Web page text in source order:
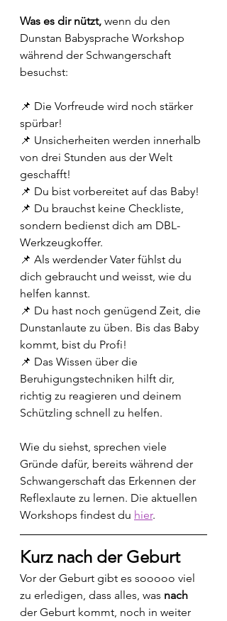
Was es dir nützt, wenn du den
Dunstan Babysprache Workshop
während der Schwangerschaft
besuchst:
📌 Die Vorfreude wird noch stärker
spürbar!
📌 Unsicherheiten werden innerhalb
von drei Stunden aus der Welt
geschafft!
📌 Du bist vorbereitet auf das Baby!
📌 Du brauchst keine Checkliste,
sondern bedienst dich am DBL-
Werkzeugkoffer.
📌 Als werdender Vater fühlst du
dich gebraucht und weisst, wie du
helfen kannst.
📌 Du hast noch genügend Zeit, die
Dunstanlaute zu üben. Bis das Baby
kommt, bist du Profi!
📌 Das Wissen über die
Beruhigungstechniken hilft dir,
richtig zu reagieren und deinem
Schützling schnell zu helfen.
Wie du siehst, sprechen viele
Gründe dafür, bereits während der
Schwangerschaft das Erkennen der
Reflexlaute zu lernen. Die aktuellen
Workshops findest du hier.
Kurz nach der Geburt
Vor der Geburt gibt es sooooo viel
zu erledigen, dass alles, was nach
der Geburt kommt, noch in weiter